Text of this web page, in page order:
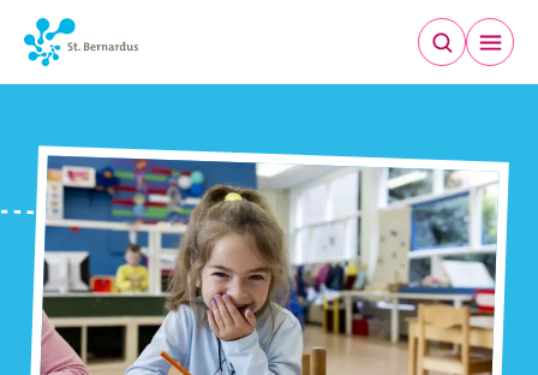
AANMELDEN